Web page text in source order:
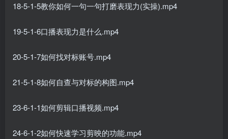
18-5-1-5教你如何一句一句打磨表现力(实操).mp4
19-5-1-6口播表现力是什么.mp4
20-5-1-7如何找对标账号.mp4
21-5-1-8如何自查与对标的构图.mp4
23-6-1-1如何剪辑口播视频.mp4
24-6-1-2如何快速学习剪映的功能.mp4